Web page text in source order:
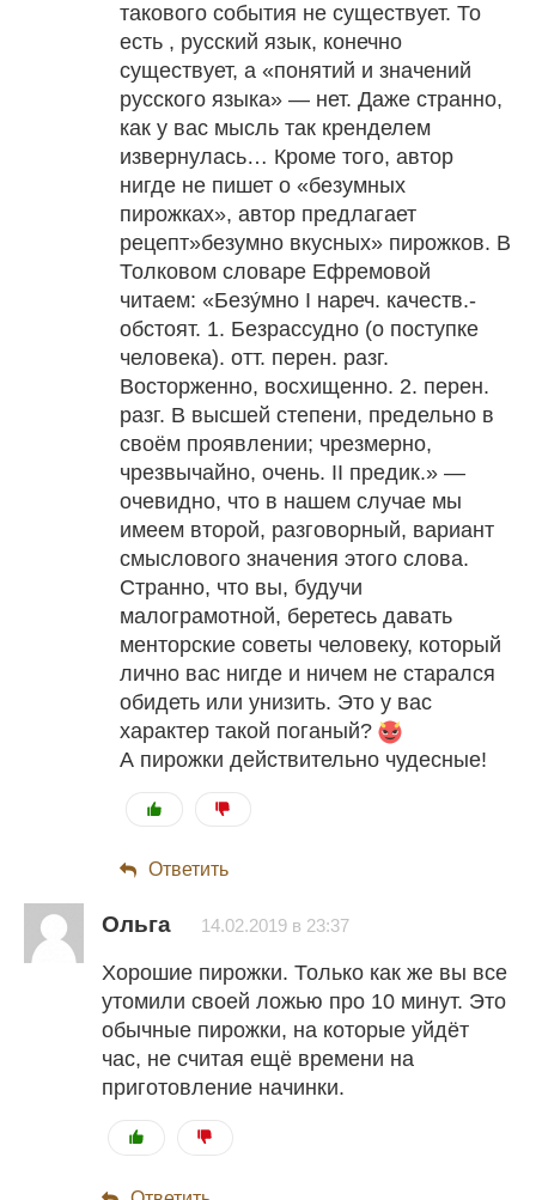
такового события не существует. То
есть , русский язык, конечно
существует, а «понятий и значений
русского языка» — нет. Даже странно,
как у вас мысль так кренделем
извернулась… Кроме того, автор
нигде не пишет о «безумных
пирожках», автор предлагает
рецепт»безумно вкусных» пирожков. В
Толковом словаре Ефремовой
читаем: «Безу́мно I нареч. качеств.-
обстоят. 1. Безрассудно (о поступке
человека). отт. перен. разг.
Восторженно, восхищенно. 2. перен.
разг. В высшей степени, предельно в
своём проявлении; чрезмерно,
чрезвычайно, очень. II предик.» —
очевидно, что в нашем случае мы
имеем второй, разговорный, вариант
смыслового значения этого слова.
Странно, что вы, будучи
малограмотной, беретесь давать
менторские советы человеку, который
лично вас нигде и ничем не старался
обидеть или унизить. Это у вас
характер такой поганый?
А пирожки действительно чудесные!
Ответить
Ольга 14.02.2019 в 23:37
Хорошие пирожки. Только как же вы все
утомили своей ложью про 10 минут. Это
обычные пирожки, на которые уйдёт
час, не считая ещё времени на
приготовление начинки.